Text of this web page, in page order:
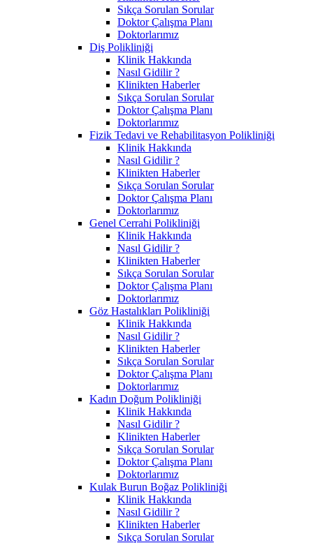
Sıkça Sorulan Sorular
Doktor Çalışma Planı
Doktorlarımız
Diş Polikliniği
Klinik Hakkında
Nasıl Gidilir ?
Klinikten Haberler
Sıkça Sorulan Sorular
Doktor Çalışma Planı
Doktorlarımız
Fizik Tedavi ve Rehabilitasyon Polikliniği
Klinik Hakkında
Nasıl Gidilir ?
Klinikten Haberler
Sıkça Sorulan Sorular
Doktor Çalışma Planı
Doktorlarımız
Genel Cerrahi Polikliniği
Klinik Hakkında
Nasıl Gidilir ?
Klinikten Haberler
Sıkça Sorulan Sorular
Doktor Çalışma Planı
Doktorlarımız
Göz Hastalıkları Polikliniği
Klinik Hakkında
Nasıl Gidilir ?
Klinikten Haberler
Sıkça Sorulan Sorular
Doktor Çalışma Planı
Doktorlarımız
Kadın Doğum Polikliniği
Klinik Hakkında
Nasıl Gidilir ?
Klinikten Haberler
Sıkça Sorulan Sorular
Doktor Çalışma Planı
Doktorlarımız
Kulak Burun Boğaz Polikliniği
Klinik Hakkında
Nasıl Gidilir ?
Klinikten Haberler
Sıkça Sorulan Sorular